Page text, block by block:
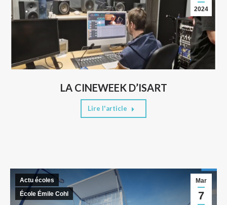
LA CINEWEEK D’ISART
2024
Lire l'article
Mar
7
Actu écoles
École Émile Cohl